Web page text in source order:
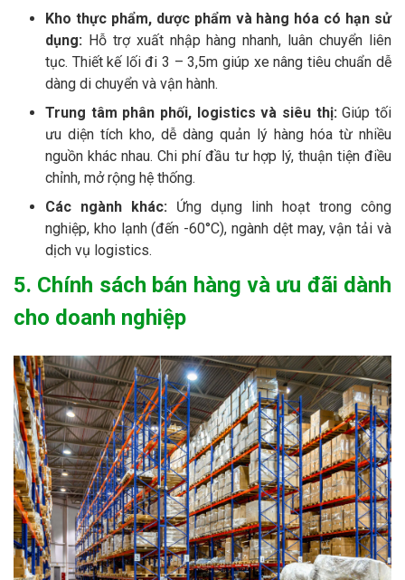
Kho thực phẩm, dược phẩm và hàng hóa có hạn sử
dụng: Hỗ trợ xuất nhập hàng nhanh, luân chuyển liên
tục. Thiết kế lối đi 3 – 3,5m giúp xe nâng tiêu chuẩn dễ
dàng di chuyển và vận hành.
Trung tâm phân phối, logistics và siêu thị:Giúp tối
ưu diện tích kho, dễ dàng quản lý hàng hóa từ nhiều
nguồn khác nhau. Chi phí đầu tư hợp lý, thuận tiện điều
chỉnh, mở rộng hệ thống.
Các ngành khác: Ứng dụng linh hoạt trong công
nghiệp, kho lạnh (đến -60°C), ngành dệt may, vận tải và
dịch vụ logistics.
5. Chính sách bán hàng và ưu đãi dành
cho doanh nghiệp